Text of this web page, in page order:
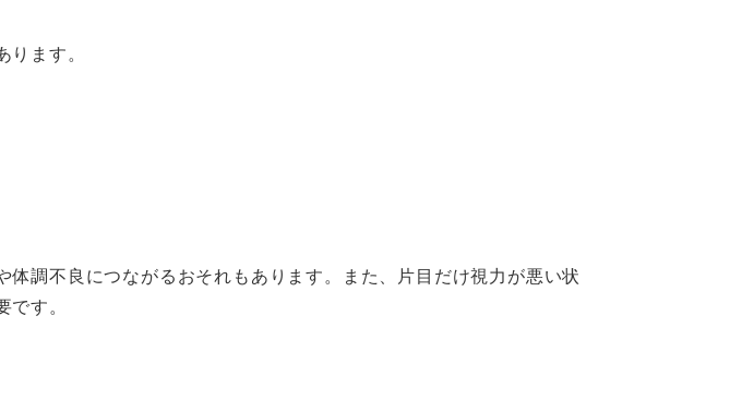
ます。
調不良につながるおそれもあります。また、片目だけ視力が悪い状
す。